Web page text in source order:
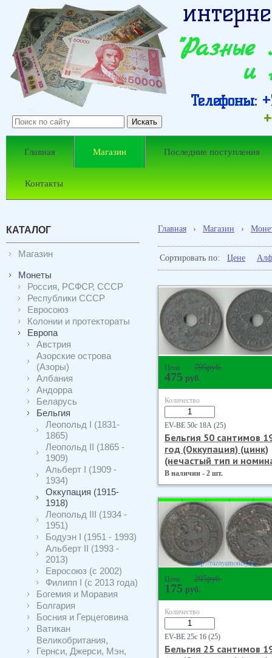
и
Телефоны:
Главная Магазин Последние поступления
Контакты
КАТАЛОГ
Магазин
Монеты
Россия, РСФСР, СССР
Республики СССР
Евросоюз
Колонии и протектораты
Европа
Австрия
Азорские острова
(Азоры)
Албания
Андорра
Беларусь
Бельгия
Леопольд I (1831-
1865)
Леопольд II (1865 -
1909)
Альберт I (1909 -
1934)
Оккупация (1915-
1918)
Леопольд III (1934 -
1951)
Бодуэн I (1951 - 1993)
Альберт II (1993 -
2013)
Евросоюз (с 2002)
Филипп I (с 2013 года)
Богемия и Моравия
Болгария
Босния и Герцеговина
Ватикан
Великобритания,
Гернси, Джерси, Мэн,
Главная › Магазин ›
Сортировать по: Цене
Цена 795руб.
475 руб.
Количество
EV-BE 50с 18А (25)
Бельгия 50 сантимов
год (Оккупация) (цинк)
(нечастый тип и
В наличии - 2 шт.
Цена 295руб.
175 руб.
Количество
EV-BE 25с 16 (25)
Бельгия 25 сантимов